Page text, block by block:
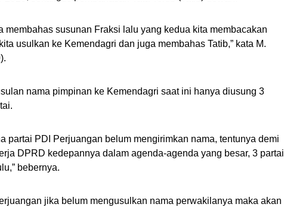
membahas susunan Fraksi lalu yang kedua kita membacakan
usulkan ke Kemendagri dan juga membahas Tatib,” kata M.
nama pimpinan ke Kemendagri saat ini hanya diusung 3
partai PDI Perjuangan belum mengirimkan nama, tentunya demi
DPRD kedepannya dalam agenda-agenda yang besar, 3 partai
bebernya.
jika belum mengusulkan nama perwakilanya maka akan